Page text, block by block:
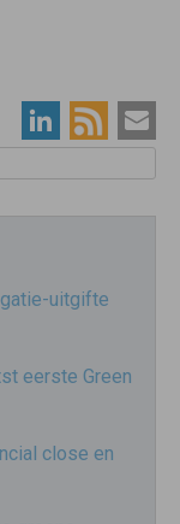
uitgifte
eerste Green
close en